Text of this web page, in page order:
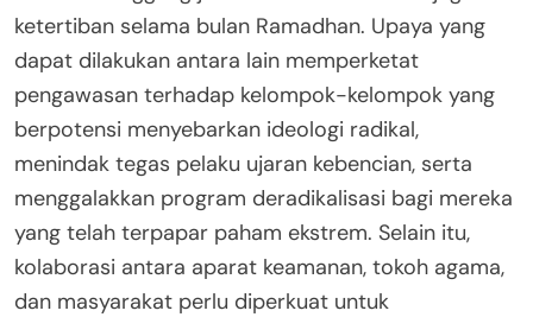
ketertiban selama bulan Ramadhan. Upaya yang
dapat dilakukan antara lain memperketat
pengawasan terhadap kelompok-kelompok yang
berpotensi menyebarkan ideologi radikal,
menindak tegas pelaku ujaran kebencian, serta
menggalakkan program deradikalisasi bagi mereka
yang telah terpapar paham ekstrem. Selain itu,
kolaborasi antara aparat keamanan, tokoh agama,
dan masyarakat perlu diperkuat untuk